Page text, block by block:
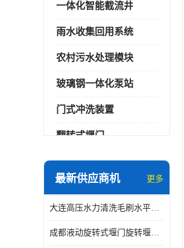
一体化智能截流井
雨水收集回用系统
农村污水处理模块
玻璃钢一体化泵站
门式冲洗装置
翻转式堰门
智能一体化雨水泵站
智能一体化供水泵房
智能一体化净水设备
最新供应商机 更多
大连高压水力清洗毛刷水平自清洁滚刷 水力自动冲洗系统 水力清洗
成都液动旋转式堰门旋转堰门 自动控制 SUS304